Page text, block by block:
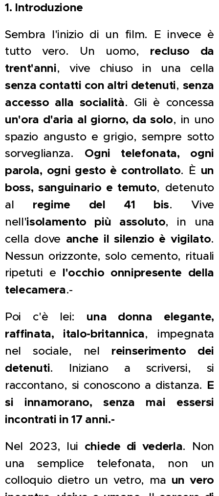
1. Introduzione
Sembra l'inizio di un film. E invece è
tutto vero. Un uomo, recluso da
trent'anni, vive chiuso in una cella
senza contatti con altri detenuti, senza
accesso alla socialità. Gli è concessa
un'ora d'aria al giorno, da solo, in uno
spazio angusto e grigio, sempre sotto
sorveglianza. Ogni telefonata, ogni
parola, ogni gesto è controllato. È un
boss, sanguinario e temuto, detenuto
al regime del 41 bis. Vive
nell'isolamento più assoluto, in una
cella dove anche il silenzio è vigilato.
Nessun orizzonte, solo cemento, rituali
ripetuti e l'occhio onnipresente della
telecamera.-
Poi c'è lei: una donna elegante,
raffinata, italo-britannica, impegnata
nel sociale, nel reinserimento dei
detenuti. Iniziano a scriversi, si
raccontano, si conoscono a distanza. E
si innamorano, senza mai essersi
incontrati in 17 anni.-
Nel 2023, lui chiede di vederla. Non
una semplice telefonata, non un
colloquio dietro un vetro, ma un vero